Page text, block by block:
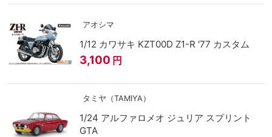
アオシマ
1/12 カワサキ KZT00D Z1-R '77 カスタム
3,100 円
タミヤ（TAMIYA）
1/24 アルファロメオ ジュリア スプリント
GTA